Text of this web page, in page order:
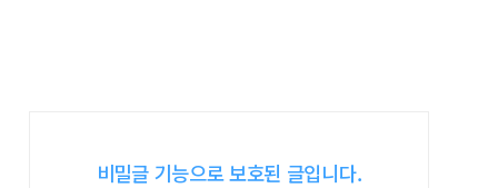
비밀글 기능으로 보호된 글입니다.